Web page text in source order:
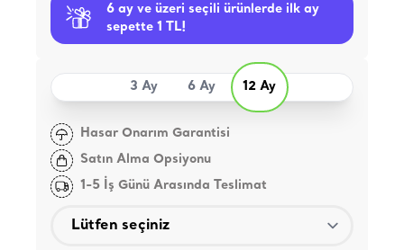
6 ay ve üzeri seçili ürünlerde ilk ay
sepette 1 TL!
3 Ay 6 Ay 12 Ay
Hasar Onarım Garantisi
Satın Alma Opsiyonu
1-5 İş Günü Arasında Teslimat